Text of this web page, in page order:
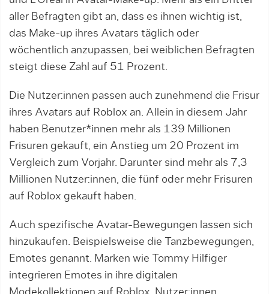
aller Befragten gibt an, dass es ihnen wichtig ist,
das Make-up ihres Avatars täglich oder
wöchentlich anzupassen, bei weiblichen Befragten
steigt diese Zahl auf 51 Prozent.
Die Nutzer:innen passen auch zunehmend die Frisur
ihres Avatars auf Roblox an. Allein in diesem Jahr
haben Benutzer*innen mehr als 139 Millionen
Frisuren gekauft, ein Anstieg um 20 Prozent im
Vergleich zum Vorjahr. Darunter sind mehr als 7,3
Millionen Nutzer:innen, die fünf oder mehr Frisuren
auf Roblox gekauft haben.
Auch spezifische Avatar-Bewegungen lassen sich
hinzukaufen. Beispielsweise die Tanzbewegungen,
Emotes genannt. Marken wie Tommy Hilfiger
integrieren Emotes in ihre digitalen